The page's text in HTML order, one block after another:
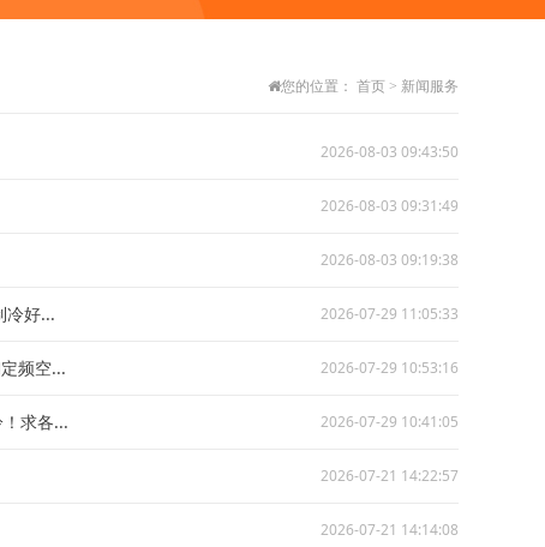
您的位置： 首页 > 新闻服务
2026-08-03 09:43:50
2026-08-03 09:31:49
2026-08-03 09:19:38
冷好... 2026-07-29 11:05:33
频空... 2026-07-29 10:53:16
求各... 2026-07-29 10:41:05
2026-07-21 14:22:57
2026-07-21 14:14:08